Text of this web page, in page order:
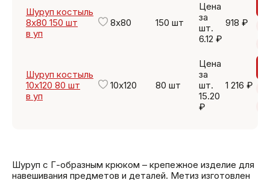
Шуруп костыль
8х80 150 шт
в уп
8х80 150 шт
Цена
за
шт.
6.12 ₽
918 ₽
Шуруп костыль
10х120 80 шт
в уп
10х120 80 шт
Цена
за
шт.
15.20
₽
1 216 ₽
Шуруп с Г-образным крюком – крепежное изделие для
навешивания предметов и деталей. Метиз изготовлен